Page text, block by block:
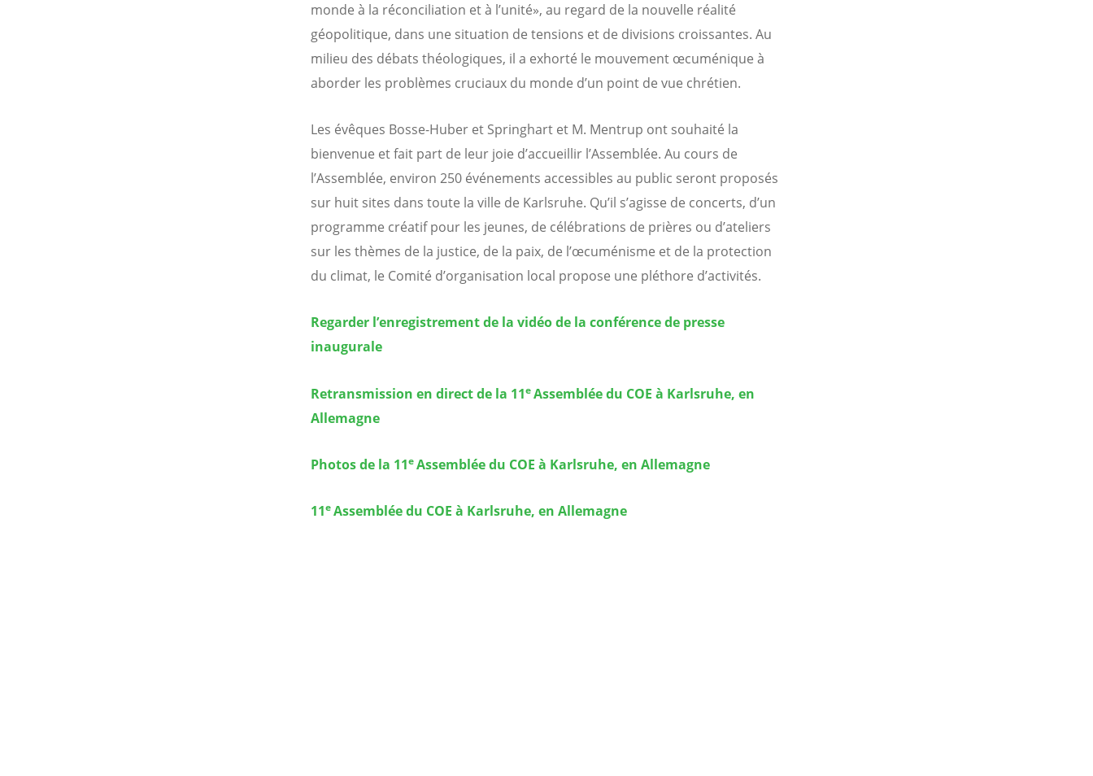
monde à la réconciliation et à l’unité», au regard de la nouvelle réalité
géopolitique, dans une situation de tensions et de divisions croissantes. Au
milieu des débats théologiques, il a exhorté le mouvement œcuménique à
aborder les problèmes cruciaux du monde d’un point de vue chrétien.
Les évêques Bosse-Huber et Springhart et M. Mentrup ont souhaité la
bienvenue et fait part de leur joie d’accueillir l’Assemblée. Au cours de
l’Assemblée, environ 250 événements accessibles au public seront proposés
sur huit sites dans toute la ville de Karlsruhe. Qu’il s’agisse de concerts, d’un
programme créatif pour les jeunes, de célébrations de prières ou d’ateliers
sur les thèmes de la justice, de la paix, de l’œcuménisme et de la protection
du climat, le Comité d’organisation local propose une pléthore d’activités.
Regarder l’enregistrement de la vidéo de la conférence de presse
inaugurale
Retransmission en direct de la 11eAssemblée du COE à Karlsruhe, en
Allemagne
Photos de la 11eAssemblée du COE à Karlsruhe, en Allemagne
11eAssemblée du COE à Karlsruhe, en Allemagne